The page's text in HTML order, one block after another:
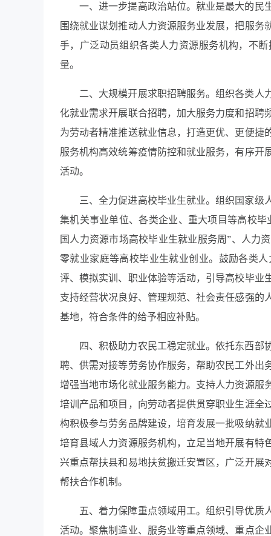
一、进一步提高政治站位。就业是最大的民
围绕就业谋划推动人力资源服务业发展，把服
手，广泛动员组织各类人力资源服务机构，不
量。
二、大规模开展求职招聘服务。组织各类人
化就业需求开展联合招聘，加大服务力度和招聘
为劳动者精准推送就业信息，打造更优、更便捷
服务机构高效统筹疫情防控和就业服务，有序
活动。
三、全力促进高校毕业生就业。组织国家级
集机关事业单位、各类企业、重大项目等高校
国人力资源市场高校毕业生就业服务周”、人力
零就业家庭等高校毕业生就业创业。鼓励各类
评、模拟实训、职业体验等活动，引导高校毕业
支持经营状况良好、管理规范、社会责任感强的
基地，符合条件的给予相应补贴。
四、积极助力农民工稳定就业。依托东西部
聘、供需对接等劳务协作服务，帮助农民工外出
增强当地市场化就业服务能力。支持人力资源服
培训产品和项目，向劳动者提供贯穿职业生涯全
构积极参与劳务品牌建设，培育发展一批吸纳就
培育县域人力资源服务机构，立足当地开展有特
兴重点帮扶县和易地扶贫搬迁安置区，广泛开展
帮扶合作机制。
五、着力保障重点领域用工。组织引导优质
活动。聚焦制造业、服务业等重点领域、重点企